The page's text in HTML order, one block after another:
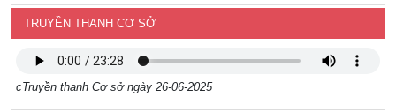
TRUYỀN THANH CƠ SỞ
cTruyền thanh Cơ sở ngày 26-06-2025